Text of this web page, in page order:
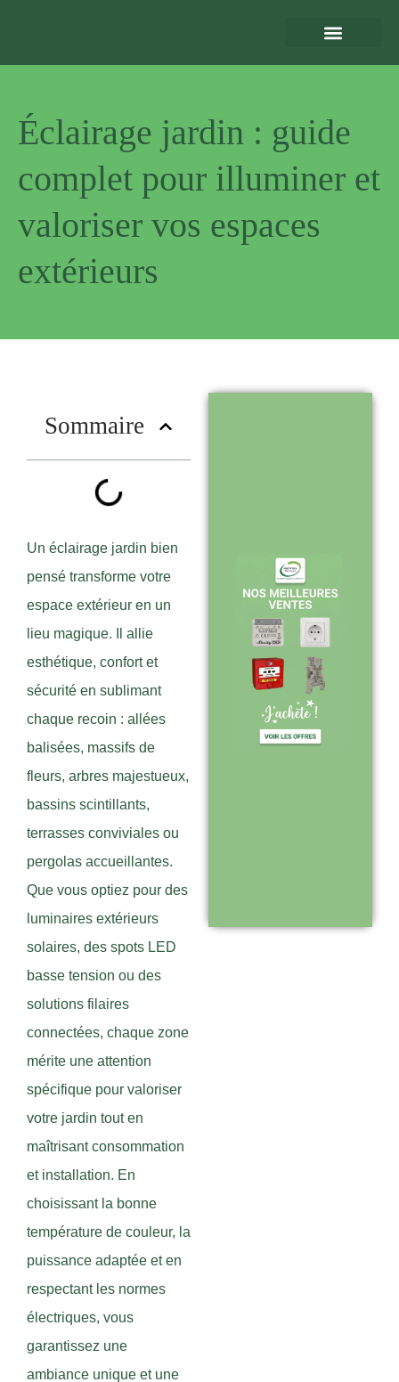
Éclairage jardin : guide
complet pour illuminer et
valoriser vos espaces
extérieurs
Sommaire
Un éclairage jardin bien
pensé transforme votre
espace extérieur en un
lieu magique. Il allie
esthétique, confort et
sécurité en sublimant
chaque recoin : allées
balisées, massifs de
fleurs, arbres majestueux,
bassins scintillants,
terrasses conviviales ou
pergolas accueillantes.
Que vous optiez pour des
luminaires extérieurs
solaires, des spots LED
basse tension ou des
solutions filaires
connectées, chaque zone
mérite une attention
spécifique pour valoriser
votre jardin tout en
maîtrisant consommation
et installation. En
choisissant la bonne
température de couleur, la
puissance adaptée et en
respectant les normes
électriques, vous
garantissez une
ambiance unique et une
Expédition sous
24-48h :
livraison rapide
après validation
de commande